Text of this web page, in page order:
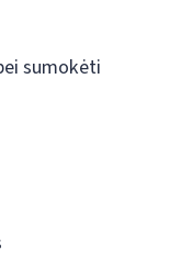
sumokėti